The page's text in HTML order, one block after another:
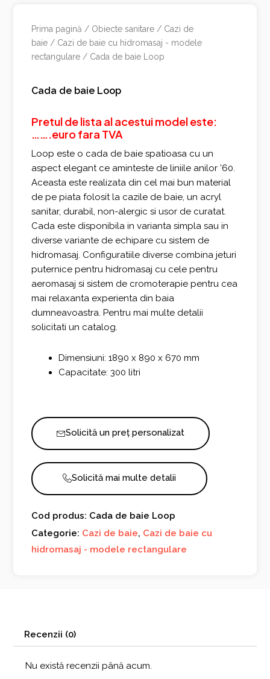
Prima pagină / Obiecte sanitare / Cazi de
baie / Cazi de baie cu hidromasaj - modele
rectangulare / Cada de baie Loop
Cada de baie Loop
Pretul de lista al acestui model este:
…….euro fara TVA
Loop este o cada de baie spatioasa cu un
aspect elegant ce aminteste de liniile anilor ’60.
Aceasta este realizata din cel mai bun material
de pe piata folosit la cazile de baie, un acryl
sanitar, durabil, non-alergic si usor de curatat.
Cada este disponibila in varianta simpla sau in
diverse variante de echipare cu sistem de
hidromasaj. Configuratiile diverse combina jeturi
puternice pentru hidromasaj cu cele pentru
aeromasaj si sistem de cromoterapie pentru cea
mai relaxanta experienta din baia
dumneavoastra. Pentru mai multe detalii
solicitati un catalog.
Dimensiuni: 1890 x 890 x 670 mm
Capacitate: 300 litri
Solicită un preț personalizat
Solicită mai multe detalii
Cod produs: Cada de baie Loop
Categorie: Cazi de baie, Cazi de baie cu
hidromasaj - modele rectangulare
Recenzii (0)
Nu există recenzii până acum.